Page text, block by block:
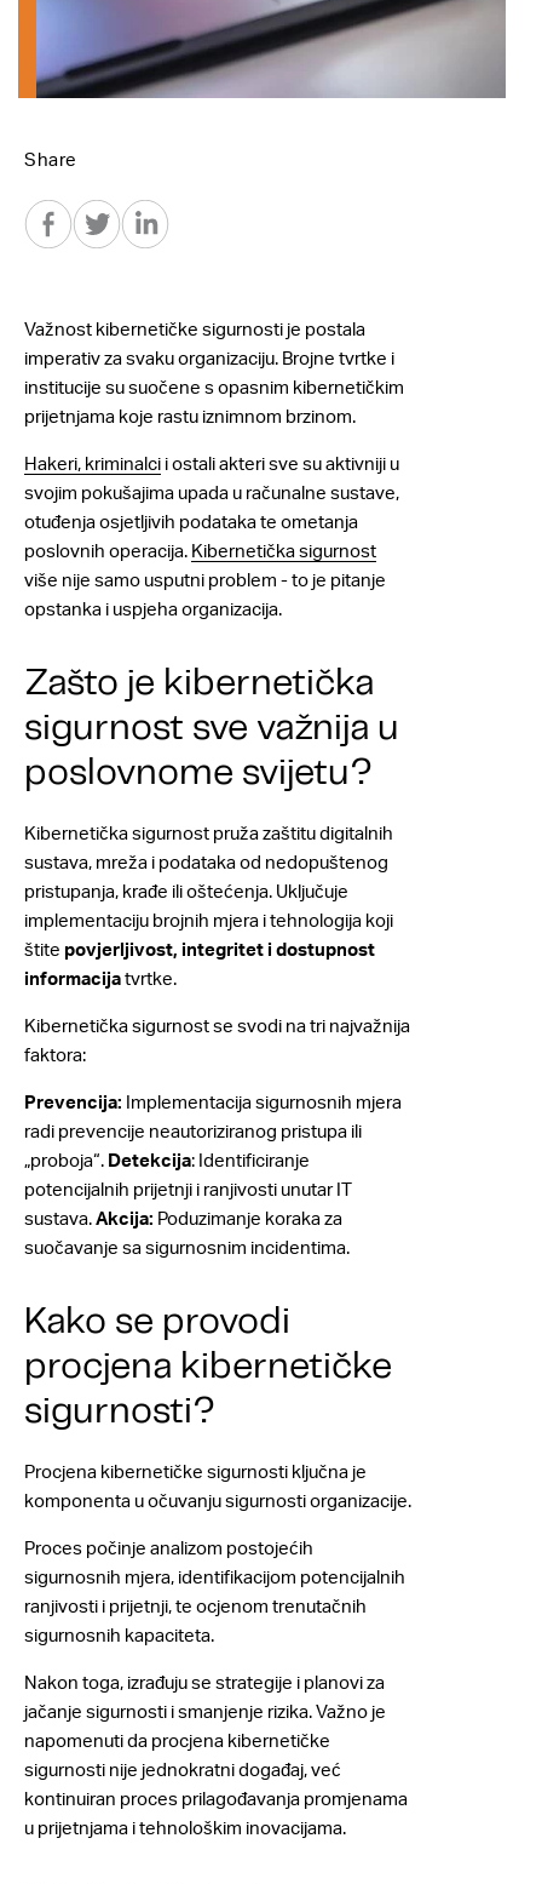
Važnost kibernetičke sigurnosti je postala
imperativ za svaku organizaciju. Brojne tvrtke i
institucije su suočene s opasnim kibernetičkim
prijetnjama koje rastu iznimnom brzinom.
Hakeri, kriminalci i ostali akteri sve su aktivniji u
svojim pokušajima upada u računalne sustave,
otuđenja osjetljivih podataka te ometanja
poslovnih operacija. Kibernetička sigurnost
više nije samo usputni problem - to je pitanje
opstanka i uspjeha organizacija.
Zašto je kibernetička
sigurnost sve važnija u
poslovnome svijetu?
Kibernetička sigurnost pruža zaštitu digitalnih
sustava, mreža i podataka od nedopuštenog
pristupanja, krađe ili oštećenja. Uključuje
implementaciju brojnih mjera i tehnologija koji
štite povjerljivost, integritet i dostupnost
informacija tvrtke.
Kibernetička sigurnost se svodi na tri najvažnija
faktora:
Prevencija: Implementacija sigurnosnih mjera
radi prevencije neautoriziranog pristupa ili
„proboja“. Detekcija: Identificiranje
potencijalnih prijetnji i ranjivosti unutar IT
sustava. Akcija: Poduzimanje koraka za
suočavanje sa sigurnosnim incidentima.
Kako se provodi
procjena kibernetičke
sigurnosti?
Procjena kibernetičke sigurnosti ključna je
komponenta u očuvanju sigurnosti organizacije.
Proces počinje analizom postojećih
sigurnosnih mjera, identifikacijom potencijalnih
ranjivosti i prijetnji, te ocjenom trenutačnih
sigurnosnih kapaciteta.
Nakon toga, izrađuju se strategije i planovi za
jačanje sigurnosti i smanjenje rizika. Važno je
napomenuti da procjena kibernetičke
sigurnosti nije jednokratni događaj, već
kontinuiran proces prilagođavanja promjenama
u prijetnjama i tehnološkim inovacijama.
Share